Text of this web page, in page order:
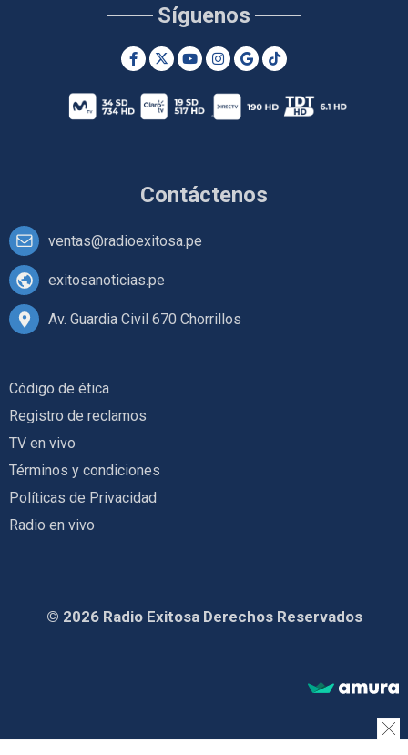
Contáctenos
ventas@radioexitosa.pe
exitosanoticias.pe
Av. Guardia Civil 670 Chorrillos
Síguenos
Código de ética
Registro de reclamos
TV en vivo
Términos y condiciones
Políticas de Privacidad
Radio en vivo
© 2026 Radio Exitosa Derechos Reservados